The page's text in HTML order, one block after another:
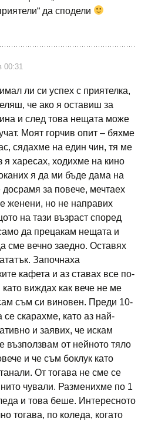
да сподели
00:31
ли си успех с приятелка,
че ако я оставиш за
и след това нещата може
Моят горчив опит – бяхме
сядахме на един чин, тя ме
я харесах, ходихме на кино
я да ми бъде дама на
за повече, мечтаех
женени, но не направих
на тази възраст според
да прецакам нещата и
сме вечно заедно. Оставях
Започнаха
кафета и аз ставах все по-
виждах как вече не ме
съм си виновен. Преди 10-
се скарахме, като аз най-
и заявих, че искам
възползвам от нейното тяло
и че съм боклук като
От тогава не сме се
чували. Разменихме по 1
и това беше. Интересното
тогава, по коледа, когато